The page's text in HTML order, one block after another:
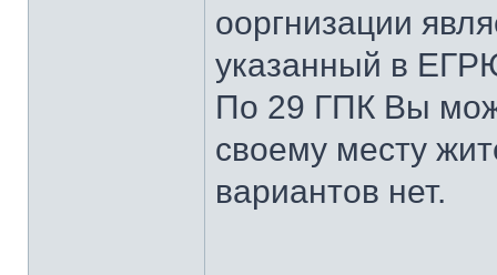
ооргнизации
указанный в
По 29 ГПК Вы
своему месту
вариантов нет.